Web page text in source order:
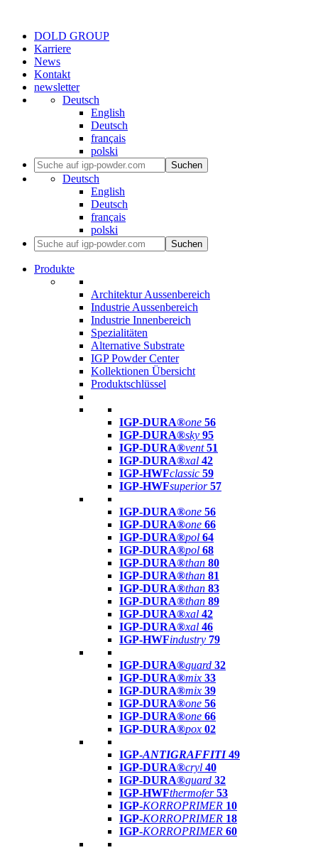
DOLD GROUP
Karriere
News
Kontakt
newsletter
Deutsch
English
Deutsch
français
polski
Suchen
Deutsch
English
Deutsch
français
polski
Suchen
Produkte
Architektur Aussenbereich
Industrie Aussenbereich
Industrie Innenbereich
Spezialitäten
Alternative Substrate
IGP Powder Center
Kollektionen Übersicht
Produktschlüssel
IGP-DURA®one 56
IGP-DURA®sky 95
IGP-DURA®vent 51
IGP-DURA®xal 42
IGP-HWFclassic 59
IGP-HWFsuperior 57
IGP-DURA®one 56
IGP-DURA®one 66
IGP-DURA®pol 64
IGP-DURA®pol 68
IGP-DURA®than 80
IGP-DURA®than 81
IGP-DURA®than 83
IGP-DURA®than 89
IGP-DURA®xal 42
IGP-DURA®xal 46
IGP-HWFindustry 79
IGP-DURA®guard 32
IGP-DURA®mix 33
IGP-DURA®mix 39
IGP-DURA®one 56
IGP-DURA®one 66
IGP-DURA®pox 02
IGP-ANTIGRAFFITI49
IGP-DURA®cryl 40
IGP-DURA®guard 32
IGP-HWFthermofer 53
IGP-KORROPRIMER 10
IGP-KORROPRIMER 18
IGP-KORROPRIMER 60